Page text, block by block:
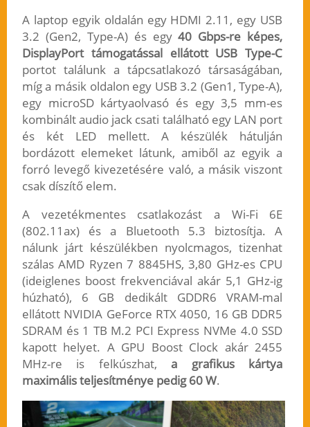
A laptop egyik oldalán egy HDMI 2.11, egy USB
3.2 (Gen2, Type-A) és egy40 Gbps-re képes,
DisplayPort támogatással ellátott USB Type-C
portot találunk a tápcsatlakozó társaságában,
míg a másik oldalon egy USB 3.2 (Gen1, Type-A),
egy microSD kártyaolvasó és egy 3,5 mm-es
kombinált audio jack csati található egy LAN port
és két LED mellett. A készülék hátulján
bordázott elemeket látunk, amiből az egyik a
forró levegő kivezetésére való, a másik viszont
csak díszítő elem.
A vezetékmentes csatlakozást a Wi-Fi 6E
(802.11ax) és a Bluetooth 5.3 biztosítja. A
nálunk járt készülékben nyolcmagos, tizenhat
szálas AMD Ryzen 7 8845HS, 3,80 GHz-es CPU
(ideiglenes boost frekvenciával akár 5,1 GHz-ig
húzható), 6 GB dedikált GDDR6 VRAM-mal
ellátott NVIDIA GeForce RTX 4050, 16 GB DDR5
SDRAM és 1 TB M.2 PCI Express NVMe 4.0 SSD
kapott helyet. A GPU Boost Clock akár 2455
MHz-re is felkúszhat,a grafikus kártya
maximális teljesítménye pedig 60 W.